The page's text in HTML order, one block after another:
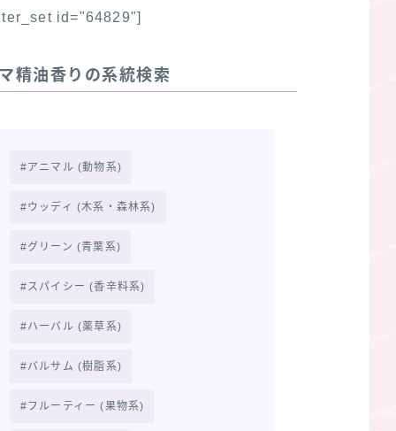
id="64829"]
精油香りの系統検索
アニマル (動物系)
ウッディ (木系・森林系)
グリーン (青葉系)
スパイシー (香辛料系)
ハーバル (薬草系)
バルサム (樹脂系)
フルーティー (果物系)